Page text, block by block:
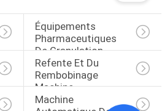
Équipements
Pharmaceutiques
De Granulation
Refente Et Du
Rembobinage
Machine
Machine